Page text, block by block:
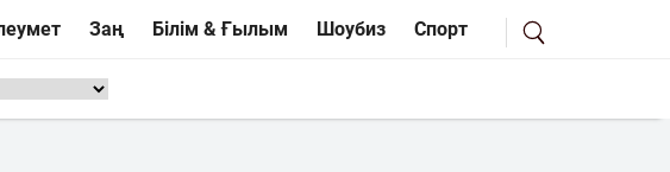
Заң Білім & Ғылым Шоубиз Спорт